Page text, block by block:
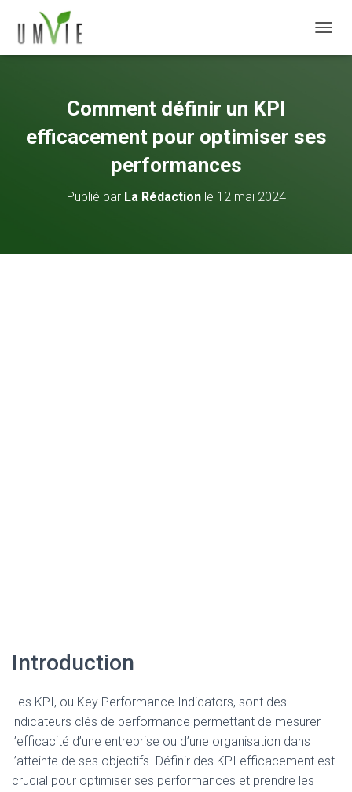
Comment définir un KPI
efficacement pour optimiser ses
performances
Publié par La Rédactionle 12 mai 2024
Introduction
Les KPI, ou Key Performance Indicators, sont des
indicateurs clés de performance permettant de mesurer
l’efficacité d’une entreprise ou d’une organisation dans
l’atteinte de ses objectifs. Définir des KPI efficacement est
crucial pour optimiser ses performances et prendre les